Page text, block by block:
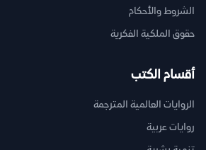
الشروط والأحكام
حقوق الملكية الفكرية
أقسام الكتب
الروايات العالمية المترجمة
روايات عربية